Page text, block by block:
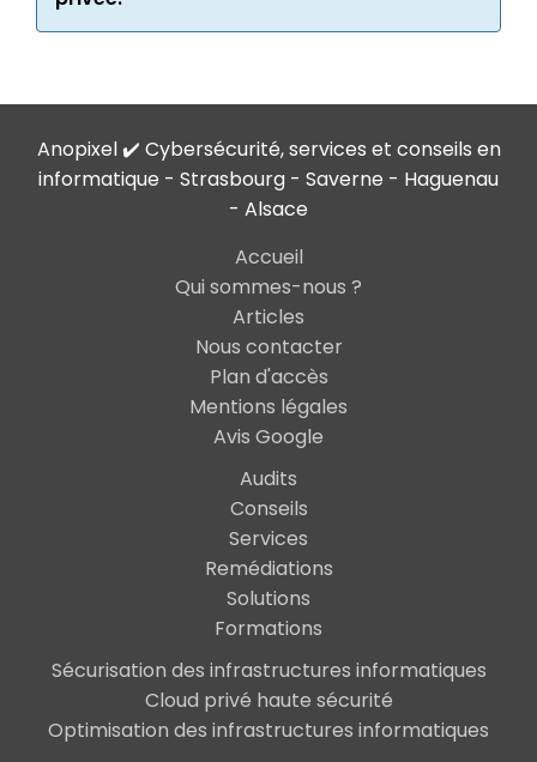
Anopixel ✔️ Cybersécurité, services et conseils en
informatique - Strasbourg - Saverne - Haguenau
- Alsace
Accueil
Qui sommes-nous ?
Articles
Nous contacter
Plan d'accès
Mentions légales
Avis Google
Audits
Conseils
Services
Remédiations
Solutions
Formations
Sécurisation des infrastructures informatiques
Cloud privé haute sécurité
Optimisation des infrastructures informatiques